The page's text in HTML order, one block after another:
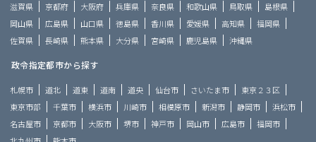
滋賀県
京都府 大阪府 兵庫県 奈良県 和歌山県 鳥取県
島根県
岡山県
広島県 山口県 徳島県 香川県 愛媛県 高知県
福岡県
佐賀県
長崎県 熊本県 大分県 宮崎県 鹿児島県 沖縄県
政令指定都市から探す
札幌市 道北 道東 道南 道央 仙台市 さいたま市
東京２３区
東京市部
千葉市 横浜市 川崎市 相模原市 新潟市 静岡市
浜松市
名古屋市
京都市 大阪市 堺市 神戸市 岡山市 広島市
福岡市